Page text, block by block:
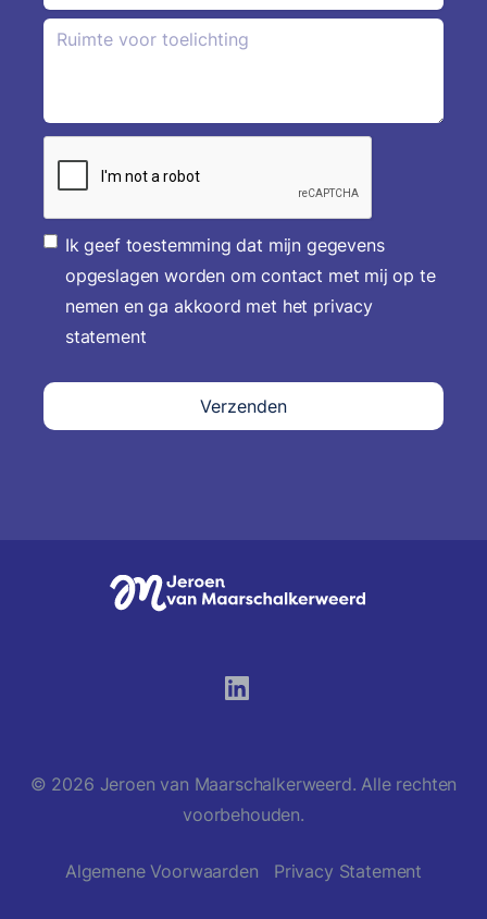
Ik geef toestemming dat mijn gegevens
opgeslagen worden om contact met mij op te
nemen en ga akkoord met het privacy
statement
© 2026 Jeroen van Maarschalkerweerd. Alle rechten
voorbehouden.
Algemene Voorwaarden Privacy Statement